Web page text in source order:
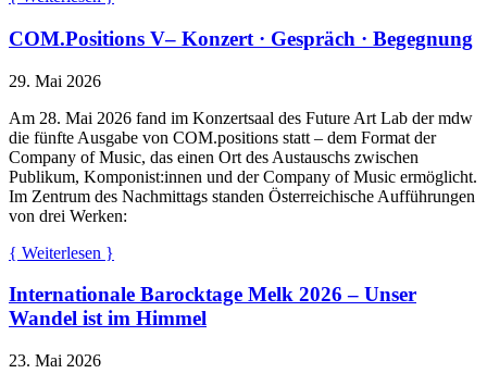
COM.Positions V– Konzert · Gespräch · Begegnung
29. Mai 2026
Am 28. Mai 2026 fand im Konzertsaal des Future Art Lab der mdw
die fünfte Ausgabe von COM.positions statt – dem Format der
Company of Music, das einen Ort des Austauschs zwischen
Publikum, Komponist:innen und der Company of Music ermöglicht.
Im Zentrum des Nachmittags standen Österreichische Aufführungen
von drei Werken:
{ Weiterlesen }
Internationale Barocktage Melk 2026 – Unser
Wandel ist im Himmel
23. Mai 2026